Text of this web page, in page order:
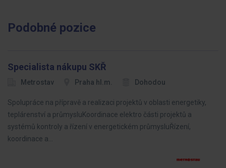
Podobné pozice
Specialista nákupu SKŘ
Metrostav Praha hl.m. Dohodou
Spolupráce na přípravě a realizaci projektů v oblasti energetiky,
teplárenství a průmysluKoordinace elektro části projektů a
systémů kontroly a řízení v energetickém průmysluŘízení,
koordinace a…